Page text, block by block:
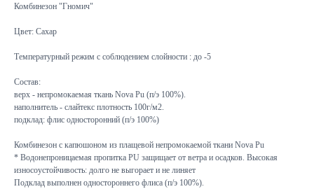
Комбинезон "Гномич"
Цвет: Сахар
Температурный режим с соблюдением слойности : до -5
Состав:
верх - непромокаемая ткань Nova Pu (п/э 100%).
наполнитель - слайтекс плотность 100г/м2.
подклад: флис односторонний (п/э 100%)
Комбинезон с капюшоном из плащевой непромокаемой ткани Nova Pu
* Водонепроницаемая пропитка PU защищает от ветра и осадков. Высокая
износоустойчивость: долго не выгорает и не линяет
Подклад выполнен одностороннего флиса (п/э 100%).